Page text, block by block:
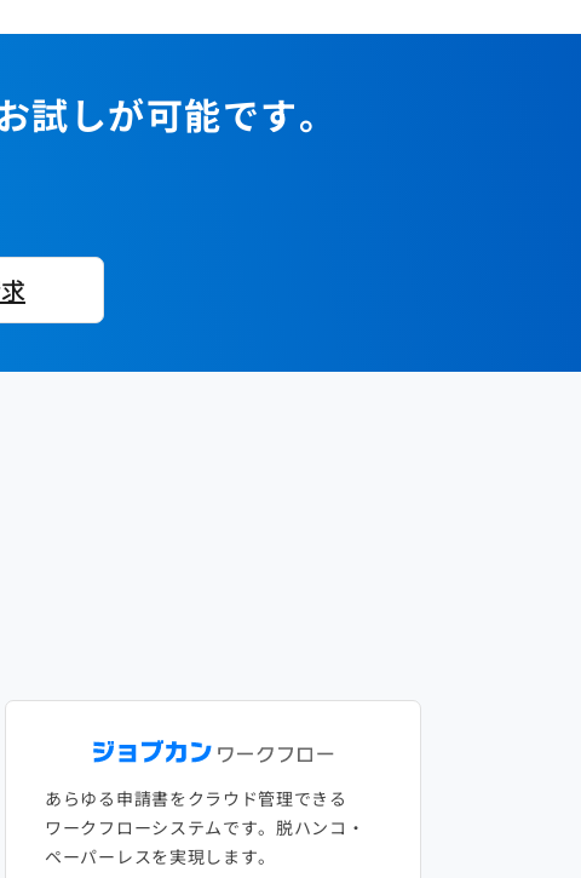
2022年1月
2021年2月
2020年3月
2020年1月
2019年4月
2019年2月
2018年5月
2018年3月
2017年6月
2017年4月
しが可能です。
あらゆる申請書をクラウド管理できる
ワークフローシステムです。脱ハンコ・
ペーパーレスを実現します。